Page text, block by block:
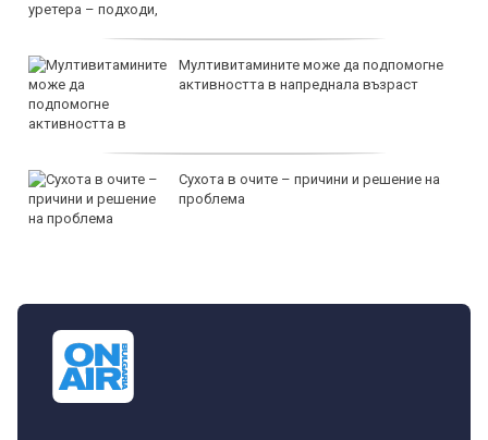
Мултивитамините може да подпомогне
активността в напреднала възраст
Сухота в очите – причини и решение на
проблема